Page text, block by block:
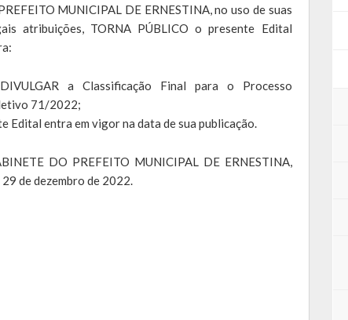
MUNICIPAL DE ERNESTINA, no uso de suas
atribuições, TORNA PÚBLICO o presente Edital
a Classificação Final para o Processo
71/2022;
Edital entra em vigor na data de sua publicação.
DO PREFEITO MUNICIPAL DE ERNESTINA,
29 de dezembro de 2022.